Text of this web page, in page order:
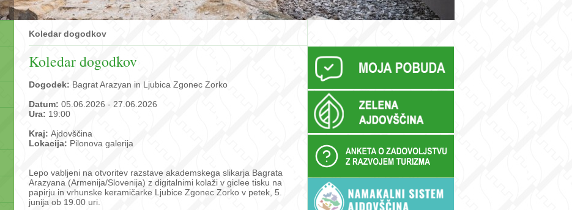
Koledar dogodkov
Koledar dogodkov
Dogodek: Bagrat Arazyan in Ljubica Zgonec Zorko
Datum: 05.06.2026 - 27.06.2026
Ura: 19:00
Kraj: Ajdovščina
Lokacija: Pilonova galerija
Lepo vabljeni na otvoritev razstave akademskega slikarja Bagrata
Arazyana (Armenija/Slovenija) z digitalnimi kolaži v giclee tisku na
papirju in vrhunske keramičarke Ljubice Zgonec Zorko v petek, 5.
junija ob 19.00 uri.